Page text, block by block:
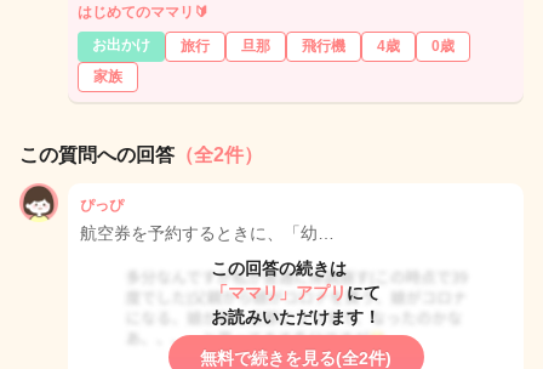
はじめてのママリ🔰
お出かけ
旅行 旦那 飛行機 4歳
0歳
家族
この質問への回答 （全2件）
ぴっぴ
航空券を予約するときに、「幼…
この回答の続きは
「ママリ」アプリ にて
お読みいただけます！
無料で続きを見る(全2件)